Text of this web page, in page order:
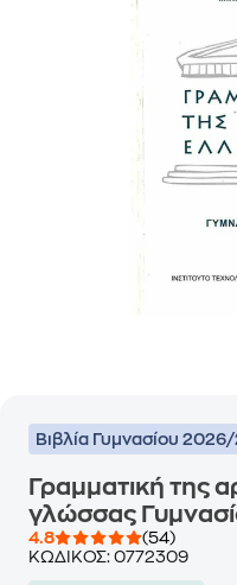
Βιβλία Γυμνασίου
Γραμματική της
γλώσσας
4.8
(54)
ΚΩΔΙΚΟΣ: 0772309